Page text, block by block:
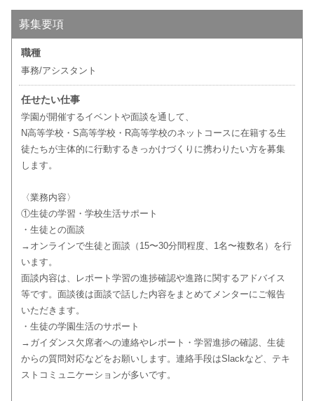
募集要項
職種
事務/アシスタント
任せたい仕事
学園が開催するイベントや面談を通して、
N高等学校・S高等学校・R高等学校のネットコースに在籍する生
徒たちが主体的に行動するきっかけづくりに携わりたい方を募集
します。
〈業務内容〉
①生徒の学習・学校生活サポート
・生徒との面談
→オンラインで生徒と面談（15〜30分間程度、1名〜複数名）を行
います。
面談内容は、レポート学習の進捗確認や進路に関するアドバイス
等です。面談後は面談で話した内容をまとめてメンターにご報告
いただきます。
・生徒の学園生活のサポート
→ガイダンス欠席者への連絡やレポート・学習進捗の確認、生徒
からの質問対応などをお願いします。連絡手段はSlackなど、テキ
ストコミュニケーションが多いです。